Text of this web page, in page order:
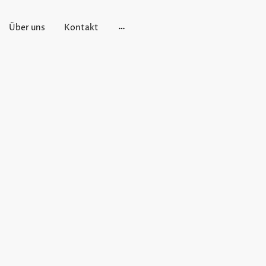
Über uns Kontakt